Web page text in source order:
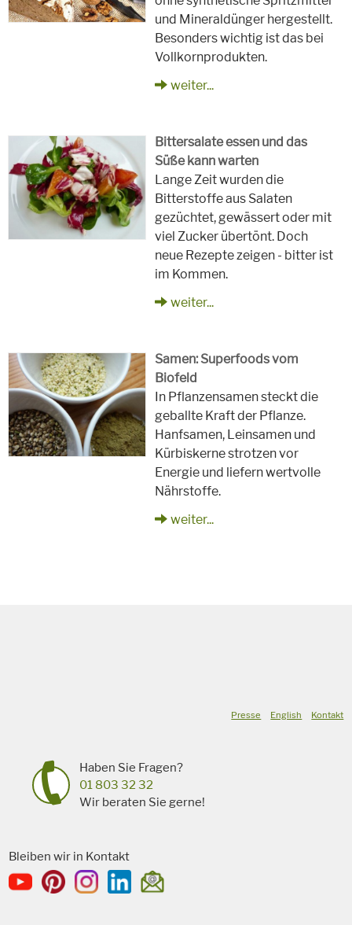
und Mineraldünger hergestellt.
Besonders wichtig ist das bei
Vollkornprodukten.
weiter...
Bittersalate essen und das
Süße kann warten
Lange Zeit wurden die
Bitterstoffe aus Salaten
gezüchtet, gewässert oder mit
viel Zucker übertönt. Doch
neue Rezepte zeigen - bitter ist
im Kommen.
weiter...
Samen: Superfoods vom
Biofeld
In Pflanzensamen steckt die
geballte Kraft der Pflanze.
Hanfsamen, Leinsamen und
Kürbiskerne strotzen vor
Energie und liefern wertvolle
Nährstoffe.
weiter...
Presse English Kontakt
Haben Sie Fragen?
01 803 32 32
Wir beraten Sie gerne!
Bleiben wir in Kontakt